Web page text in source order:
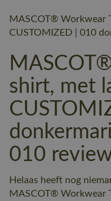
MASCOT® Workwear
CUSTOMIZED | 010
shirt, met
010
Helaas heeft nog
MASCOT® Workwear